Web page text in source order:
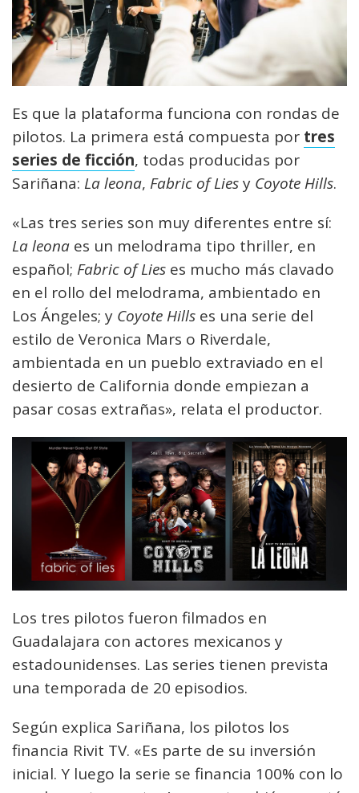
Es que la plataforma funciona con rondas de
pilotos. La primera está compuesta por tres
series de ficción, todas producidas por
Sariñana: La leona, Fabric of Liesy Coyote Hills.
«Las tres series son muy diferentes entre sí:
La leona es un melodrama tipo thriller, en
español; Fabric of Lies es mucho más clavado
en el rollo del melodrama, ambientado en
Los Ángeles; y Coyote Hills es una serie del
estilo de Veronica Mars o Riverdale,
ambientada en un pueblo extraviado en el
desierto de California donde empiezan a
pasar cosas extrañas», relata el productor.
Los tres pilotos fueron filmados en
Guadalajara con actores mexicanos y
estadounidenses. Las series tienen prevista
una temporada de 20 episodios.
Según explica Sariñana, los pilotos los
financia Rivit TV. «Es parte de su inversión
inicial. Y luego la serie se financia 100% con lo